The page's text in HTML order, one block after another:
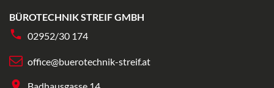
BÜROTECHNIK STREIF GMBH
02952/30 174
office@buerotechnik-streif.at